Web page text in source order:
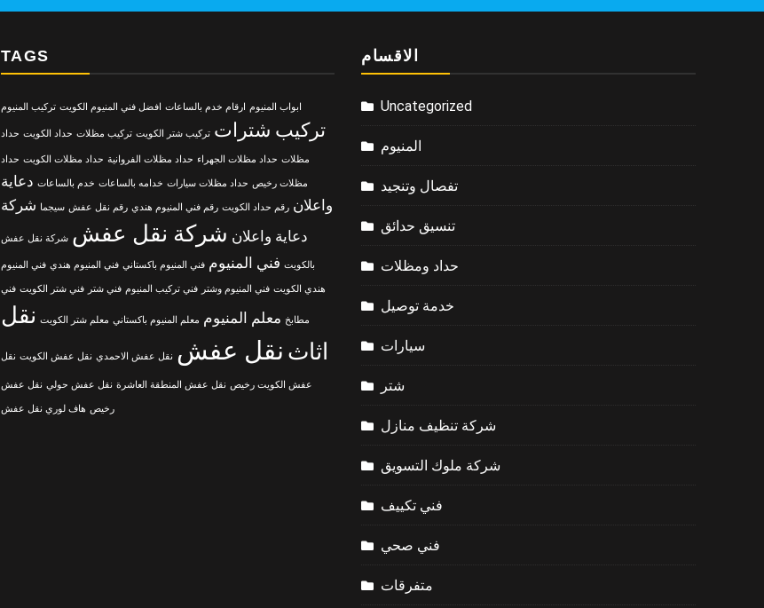
TAGS
ابواب المنيوم ارقام خدم بالساعات افضل فني المنيوم الكويت تركيب المنيوم
تركيب شترات تركيب شتر الكويت تركيب مظلات حداد الكويت حداد
مظلات حداد مظلات الجهراء حداد مظلات الفروانية حداد مظلات الكويت حداد
مظلات رخيص حداد مظلات سيارات خدامه بالساعات خدم بالساعات دعاية
واعلان رقم حداد الكويت رقم فني المنيوم هندي رقم نقل عفش سيجما شركة
دعاية واعلان شركة نقل عفش شركة نقل عفش
بالكويت فني المنيوم فني المنيوم باكستاني فني المنيوم هندي فني المنيوم
هندي الكويت فني المنيوم وشتر فني تركيب المنيوم فني شتر فني شتر الكويت فني
مطابخ معلم المنيوم معلم المنيوم باكستاني معلم شتر الكويت نقل
اثاث نقل عفش نقل عفش الاحمدي نقل عفش الكويت نقل
عفش الكويت رخيص نقل عفش المنطقة العاشرة نقل عفش حولي نقل عفش
رخيص هاف لوري نقل عفش
الاقسام
Uncategorized
المنيوم
تفصال وتنجيد
تنسيق حدائق
حداد ومظلات
خدمة توصيل
سيارات
شتر
شركة تنظيف منازل
شركة ملوك التسويق
فني تكييف
فني صحي
متفرقات